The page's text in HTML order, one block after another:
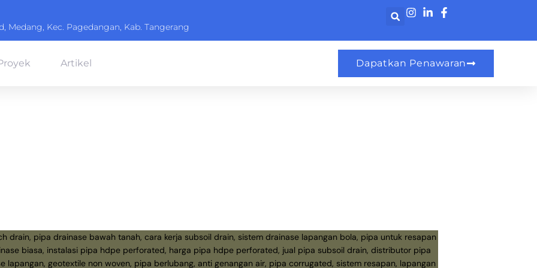
Medang, Kec. Pagedangan, Kab. Tangerang
Artikel Dapatkan Penawaran